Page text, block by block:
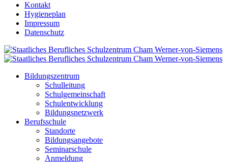
Kontakt
Hygieneplan
Impressum
Datenschutz
Bildungszentrum
Schulleitung
Schulgemeinschaft
Schulentwicklung
Bildungsnetzwerk
Berufsschule
Standorte
Bildungsangebote
Seminarschule
Anmeldung